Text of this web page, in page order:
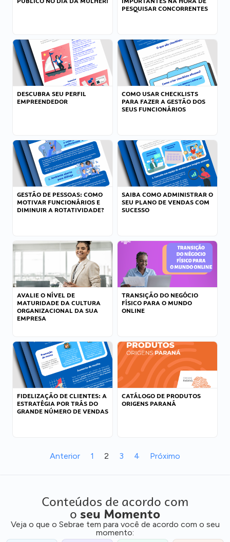
PESQUISAR CONCORRENTES
DESCUBRA SEU PERFIL
EMPREENDEDOR
COMO USAR CHECKLISTS
PARA FAZER A GESTÃO DOS
SEUS FUNCIONÁRIOS
GESTÃO DE PESSOAS: COMO
MOTIVAR FUNCIONÁRIOS E
DIMINUIR A ROTATIVIDADE?
SAIBA COMO ADMINISTRAR O
SEU PLANO DE VENDAS COM
SUCESSO
AVALIE O NÍVEL DE
MATURIDADE DA CULTURA
ORGANIZACIONAL DA SUA
EMPRESA
TRANSIÇÃO DO NEGÓCIO
FÍSICO PARA O MUNDO
ONLINE
FIDELIZAÇÃO DE CLIENTES: A
ESTRATÉGIA POR TRÁS DO
GRANDE NÚMERO DE VENDAS
CATÁLOGO DE PRODUTOS
ORIGENS PARANÁ
Anterior 1 2 3 4 Próximo
Conteúdos de acordo com
o seu Momento
Veja o que o Sebrae tem para você de acordo com o seu
momento: